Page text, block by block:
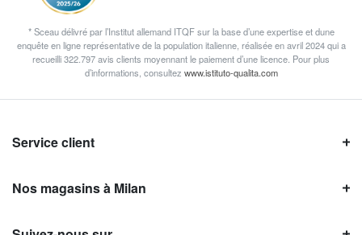
* Sceau délivré par l’Institut allemand ITQF sur la base d’une expertise et dune
enquête en ligne représentative de la population italienne, réalisée en avril 2024 qui a
recueilli 322.797 avis clients moyennant le paiement d’une licence. Pour plus
d’informations, consultez www.istituto-qualita.com
Service client
Nos magasins à Milan